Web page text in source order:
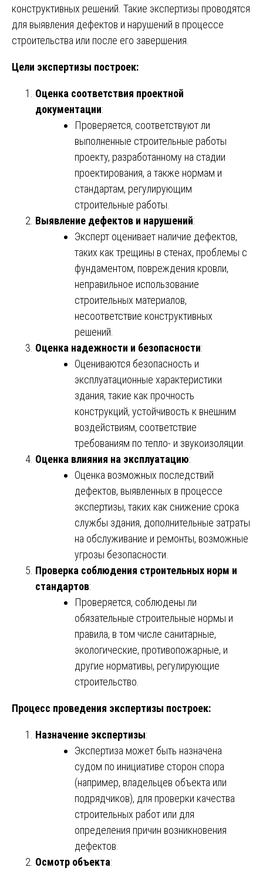
конструктивных решений. Такие экспертизы проводятся
для выявления дефектов и нарушений в процессе
строительства или после его завершения.
Цели экспертизы построек:
Оценка соответствия проектной
документации:
Проверяется, соответствуют ли
выполненные строительные работы
проекту, разработанному на стадии
проектирования, а также нормам и
стандартам, регулирующим
строительные работы.
Выявление дефектов и нарушений:
Эксперт оценивает наличие дефектов,
таких как трещины в стенах, проблемы с
фундаментом, повреждения кровли,
неправильное использование
строительных материалов,
несоответствие конструктивных
решений.
Оценка надежности и безопасности:
Оцениваются безопасность и
эксплуатационные характеристики
здания, такие как прочность
конструкций, устойчивость к внешним
воздействиям, соответствие
требованиям по тепло- и звукоизоляции.
Оценка влияния на эксплуатацию:
Оценка возможных последствий
дефектов, выявленных в процессе
экспертизы, таких как снижение срока
службы здания, дополнительные затраты
на обслуживание и ремонты, возможные
угрозы безопасности.
Проверка соблюдения строительных норм и
стандартов:
Проверяется, соблюдены ли
обязательные строительные нормы и
правила, в том числе санитарные,
экологические, противопожарные, и
другие нормативы, регулирующие
строительство.
Процесс проведения экспертизы построек:
Назначение экспертизы:
Экспертиза может быть назначена
судом по инициативе сторон спора
(например, владельцев объекта или
подрядчиков), для проверки качества
строительных работ или для
определения причин возникновения
дефектов.
Осмотр объекта: